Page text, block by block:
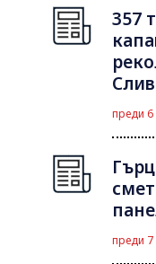
357
преди 6
преди 7